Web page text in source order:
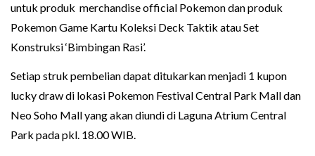
untuk produk merchandise official Pokemon dan produk
Pokemon Game Kartu Koleksi Deck Taktik atau Set
Konstruksi ‘Bimbingan Rasi’.
Setiap struk pembelian dapat ditukarkan menjadi 1 kupon
lucky draw di lokasi Pokemon Festival Central Park Mall dan
Neo Soho Mall yang akan diundi di Laguna Atrium Central
Park pada pkl. 18.00 WIB.